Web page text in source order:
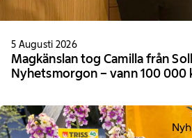
5 Augusti 2026
Magkänslan tog Camilla från
Nyhetsmorgon – vann 100 000